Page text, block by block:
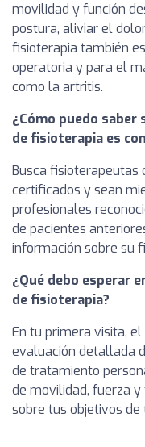
movilidad y función
postura, aliviar el
fisioterapia también
operatoria y para el
como la artritis.
¿Cómo puedo
de fisioterapia es
Busca fisioterapeutas
certificados y sean
profesionales
de pacientes
información sobre su
¿Qué debo esperar
de fisioterapia?
En tu primera visita,
evaluación detallada
de tratamiento
de movilidad, fuerza y
sobre tus objetivos